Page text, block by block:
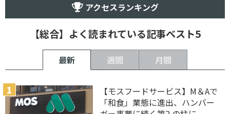
アクセスランキング
【総合】よく読まれている記事ベスト5
最新 週間 月間
【モスフードサービス】M＆Aで
「和食」業態に進出、ハンバー